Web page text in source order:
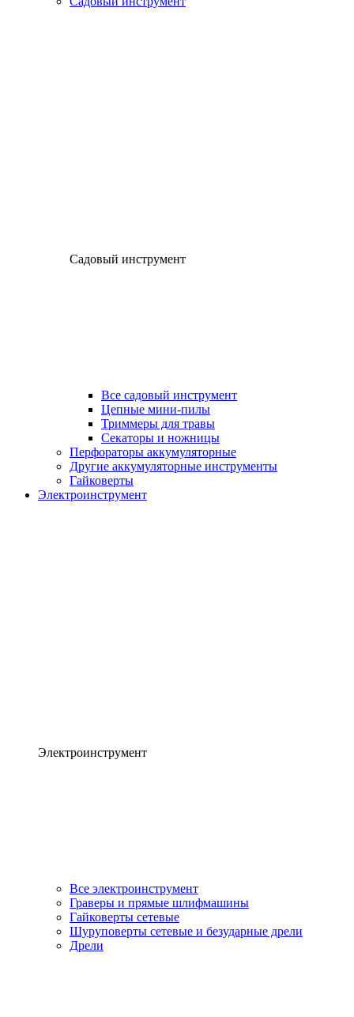
Садовый инструмент
Все садовый инструмент
Цепные мини-пилы
Триммеры для травы
Секаторы и ножницы
Перфораторы аккумуляторные
Другие аккумуляторные инструменты
Гайковерты
Электроинструмент
Электроинструмент
Все электроинструмент
Граверы и прямые шлифмашины
Гайковерты сетевые
Шуруповерты сетевые и безударные дрели
Дрели